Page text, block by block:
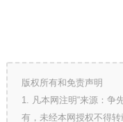
版权所有和免责声明
1. 凡本网注明“来源：争
有，未经本网授权不得